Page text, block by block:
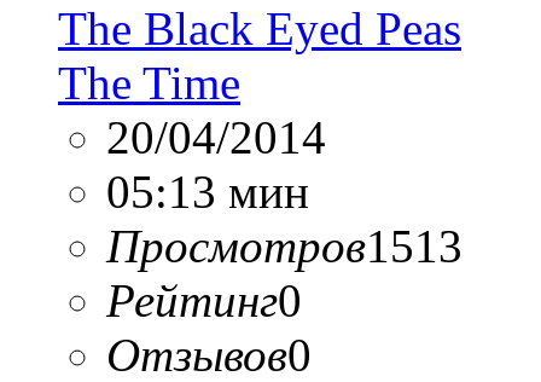
The Black Eyed Peas
The Time
20/04/2014
05:13 мин
Просмотров1513
Рейтинг0
Отзывов0